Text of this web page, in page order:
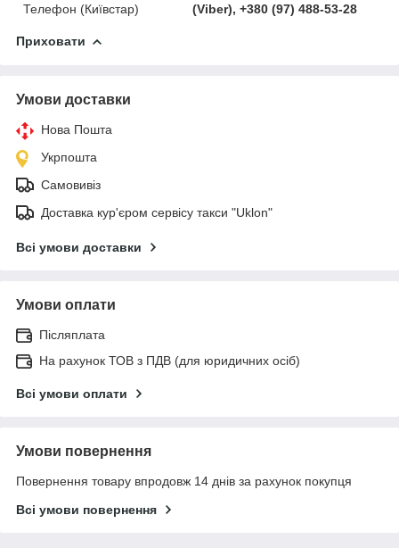
Телефон (Київстар)
(Viber), +380 (97) 488-53-28
Приховати
Умови доставки
Нова Пошта
Укрпошта
Самовивіз
Доставка кур'єром сервісу такси "Uklon"
Всі умови доставки
Умови оплати
Післяплата
На рахунок ТОВ з ПДВ (для юридичних осіб)
Всі умови оплати
Умови повернення
Повернення товару впродовж 14 днів за рахунок покупця
Всі умови повернення